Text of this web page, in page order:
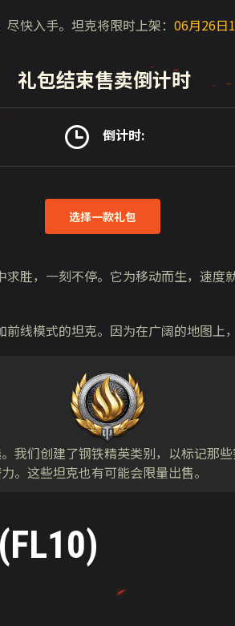
快入手。坦克将限时上架： 06月26日
礼包结束售卖倒计时
倒计时:
选择一款礼包
胜，一刻不停。它为移动而生，速度
线模式的坦克。因为在广阔的地图上
我们创建了钢铁精英类别，以标记那
。这些坦克也有可能会限量出售。